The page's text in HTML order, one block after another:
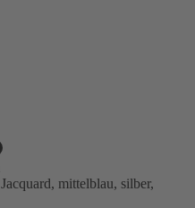
Jacquard, mittelblau, silber,